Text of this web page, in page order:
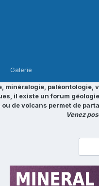
Galerie
minéralogie,
il existe un forum
de volcans permet de
Venez